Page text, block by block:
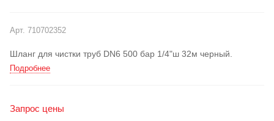
Арт. 710702352
Шланг для чистки труб DN6 500 бар 1/4"ш 32м черный.
Подробнее
Запрос цены